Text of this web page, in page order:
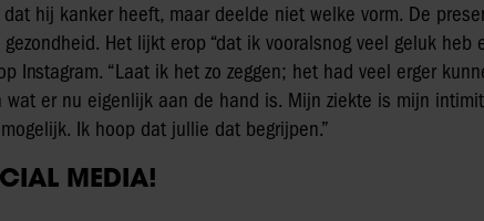
hij kanker heeft, maar deelde niet welke vorm. De
Het lijkt erop “dat ik vooralsnog veel geluk heb
Instagram. “Laat ik het zo zeggen; het had veel erger
wat er nu eigenlijk aan de hand is. Mijn ziekte is mijn
Ik hoop dat jullie dat begrijpen.”
MEDIA!